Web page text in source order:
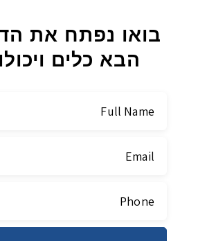
בואו נפתח את
הבא כלים